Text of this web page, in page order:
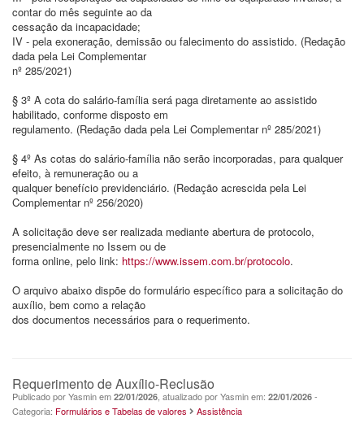
contar do mês seguinte ao da
cessação da incapacidade;
IV - pela exoneração, demissão ou falecimento do assistido. (Redação
dada pela Lei Complementar
nº 285/2021)
§ 3º A cota do salário-família será paga diretamente ao assistido
habilitado, conforme disposto em
regulamento. (Redação dada pela Lei Complementar nº 285/2021)
§ 4º As cotas do salário-família não serão incorporadas, para qualquer
efeito, à remuneração ou a
qualquer benefício previdenciário. (Redação acrescida pela Lei
Complementar nº 256/2020)
A solicitação deve ser realizada mediante abertura de protocolo,
presencialmente no Issem ou de
forma online, pelo link: https://www.issem.com.br/protocolo.
O arquivo abaixo dispõe do formulário específico para a solicitação do
auxílio, bem como a relação
dos documentos necessários para o requerimento.
Requerimento de Auxílio-Reclusão
Publicado por Yasmin em 22/01/2026 , atualizado por Yasmin em: 22/01/2026 -
Categoria: Formulários e Tabelas de valores Assistência